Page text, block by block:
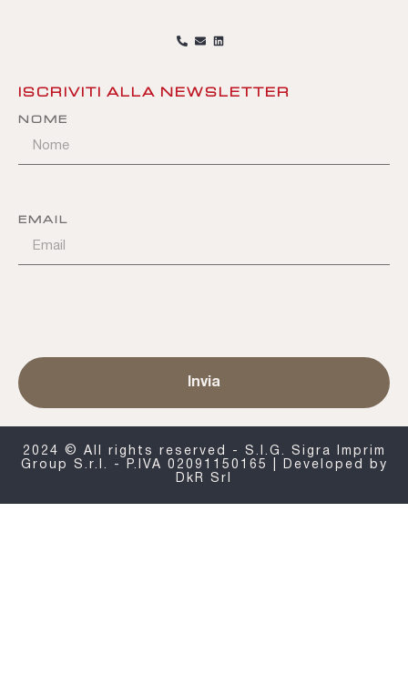
ISCRIVITI ALLA NEWSLETTER
NOME
EMAIL
Invia
2024 © All rights reserved - S.I.G. Sigra Imprim
Group S.r.l. - P.IVA 02091150165 | Developed by
DkR Srl